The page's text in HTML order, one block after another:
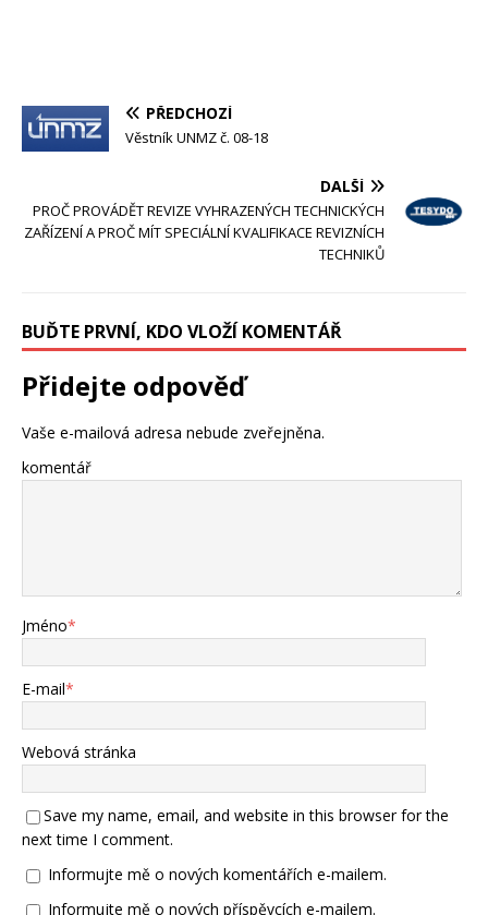
PŘEDCHOZÍ
Věstník UNMZ č. 08-18
DALŠÍ
PROČ PROVÁDĚT REVIZE VYHRAZENÝCH TECHNICKÝCH
ZAŘÍZENÍ A PROČ MÍT SPECIÁLNÍ KVALIFIKACE REVIZNÍCH
TECHNIKŮ
BUĎTE PRVNÍ, KDO VLOŽÍ KOMENTÁŘ
Přidejte odpověď
Vaše e-mailová adresa nebude zveřejněna.
komentář
Jméno*
E-mail*
Webová stránka
Save my name, email, and website in this browser for the
next time I comment.
Informujte mě o nových komentářích e-mailem.
Informujte mě o nových příspěvcích e-mailem.